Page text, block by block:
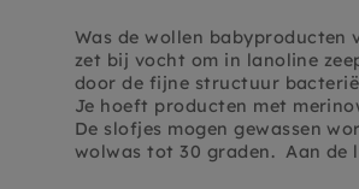
Was de wollen babyproducten
zet bij vocht om in lanoline
door de fijne structuur
Je hoeft producten met
De slofjes mogen gewassen
wolwas tot 30 graden. Aan de